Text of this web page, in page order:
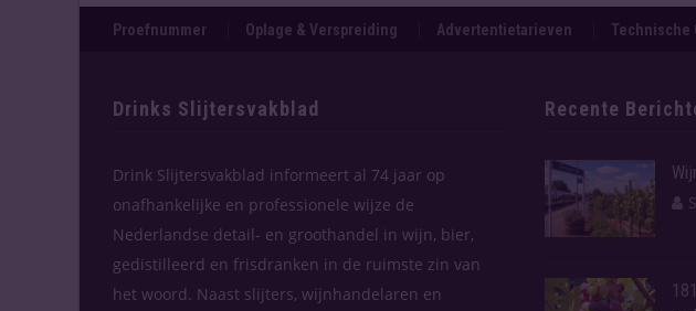
Proefnummer Oplage & Verspreiding Advertentietarieven Technische
Drinks Slijtersvakblad
Drink Slijtersvakblad informeert al 74 jaar op
onafhankelijke en professionele wijze de
Nederlandse detail- en groothandel in wijn, bier,
gedistilleerd en frisdranken in de ruimste zin van
het woord. Naast slijters, wijnhandelaren en
Recente